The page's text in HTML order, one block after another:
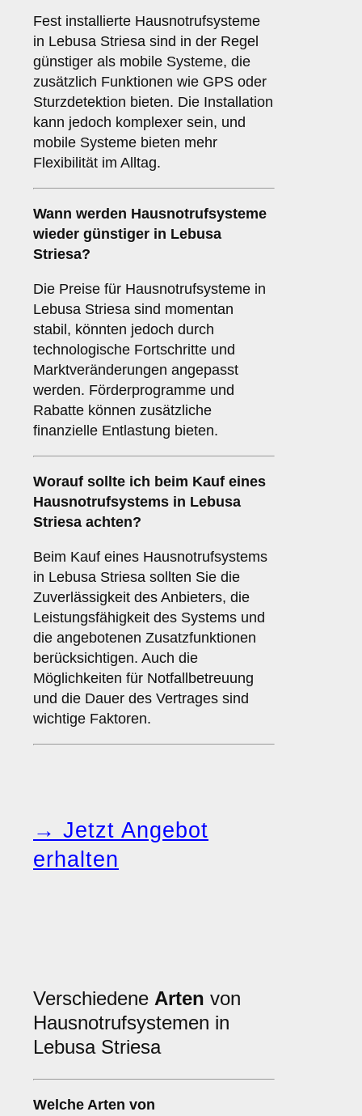
Fest installierte Hausnotrufsysteme
in Lebusa Striesa sind in der Regel
günstiger als mobile Systeme, die
zusätzlich Funktionen wie GPS oder
Sturzdetektion bieten. Die Installation
kann jedoch komplexer sein, und
mobile Systeme bieten mehr
Flexibilität im Alltag.
Wann werden Hausnotrufsysteme
wieder günstiger in Lebusa
Striesa?
Die Preise für Hausnotrufsysteme in
Lebusa Striesa sind momentan
stabil, könnten jedoch durch
technologische Fortschritte und
Marktveränderungen angepasst
werden. Förderprogramme und
Rabatte können zusätzliche
finanzielle Entlastung bieten.
Worauf sollte ich beim Kauf eines
Hausnotrufsystems in Lebusa
Striesa achten?
Beim Kauf eines Hausnotrufsystems
in Lebusa Striesa sollten Sie die
Zuverlässigkeit des Anbieters, die
Leistungsfähigkeit des Systems und
die angebotenen Zusatzfunktionen
berücksichtigen. Auch die
Möglichkeiten für Notfallbetreuung
und die Dauer des Vertrages sind
wichtige Faktoren.
→ Jetzt Angebot
erhalten
Verschiedene Arten von
Hausnotrufsystemen in
Lebusa Striesa
Welche Arten von